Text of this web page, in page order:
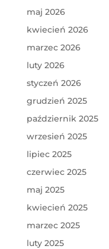
maj 2026
kwiecień 2026
marzec 2026
luty 2026
styczeń 2026
grudzień 2025
październik 2025
wrzesień 2025
lipiec 2025
czerwiec 2025
maj 2025
kwiecień 2025
marzec 2025
luty 2025